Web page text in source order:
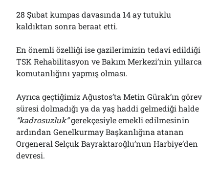
28 Şubat kumpas davasında 14 ay tutuklu
kaldıktan sonra beraat etti.
En önemli özelliği ise gazilerimizin tedavi edildiği
TSK Rehabilitasyon ve Bakım Merkezi’nin yıllarca
komutanlığınıyapmışolması.
Ayrıca geçtiğimiz Ağustos’ta Metin Gürak’ın görev
süresi dolmadığı ya da yaş haddi gelmediği halde
“kadrosuzluk”gerekçesiyleemekli edilmesinin
ardından Genelkurmay Başkanlığına atanan
Orgeneral Selçuk Bayraktaroğlu’nun Harbiye’den
devresi.